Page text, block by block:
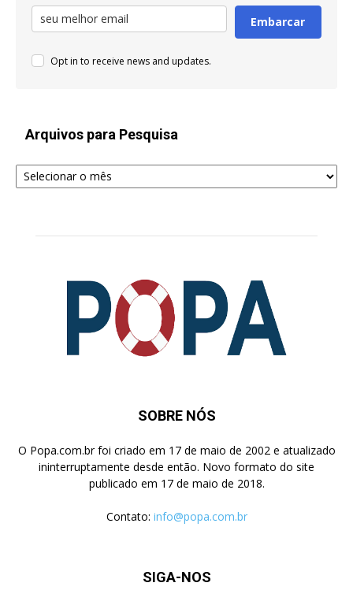
Embarcar
Opt in to receive news and updates.
Arquivos para Pesquisa
Arquivos
para
SOBRE NÓS
O Popa.com.br foi criado em 17 de maio de 2002 e atualizado
ininterruptamente desde então. Novo formato do site
publicado em 17 de maio de 2018.
Contato: info@popa.com.br
SIGA-NOS